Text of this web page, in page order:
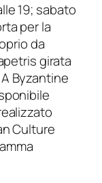
19; sabato
per la
da
girata
Byzantine
Culture